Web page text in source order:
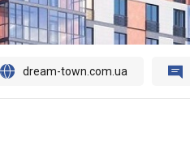


 dream-town.com.ua 